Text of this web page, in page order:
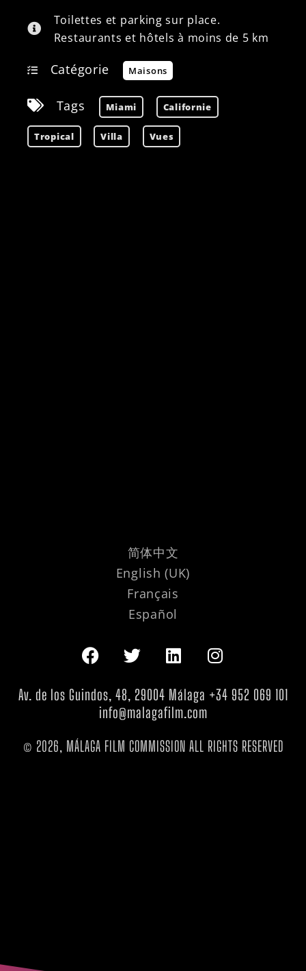
Toilettes et parking sur place.
Restaurants et hôtels à moins de 5 km
Catégorie Maisons
Tags Miami Californie
Tropical Villa Vues
简体中文
English (UK)
Français
Español
Av. de los Guindos, 48, 29004 Málaga +34 952 069 101
info@malagafilm.com
© 2026, MÁLAGA FILM COMMISSION ALL RIGHTS RESERVED